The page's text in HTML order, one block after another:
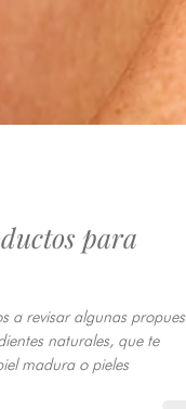
para
a revisar algunas
naturales, que te